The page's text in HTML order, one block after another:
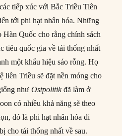
tiếp xúc với Bắc Triều Tiên
tới phi hạt nhân hóa. Những
Quốc cho rằng chính sách
tiêu quốc gia về tái thống nhất
một khẩu hiệu sáo rỗng. Họ
liên Triều sẽ đặt nền móng cho
nhưOstpolitikđã làm ở
có nhiều khả năng sẽ theo
đó là phi hạt nhân hóa đi
cho tái thống nhất về sau.